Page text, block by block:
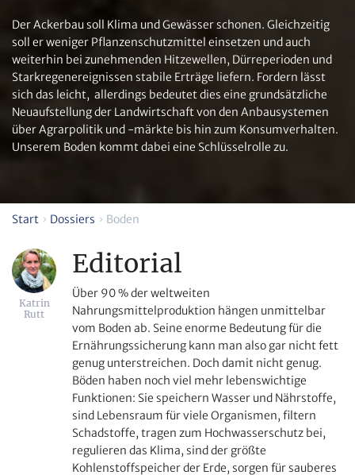
Der Ackerbau soll Klima und Gewässer schonen. Gleichzeitig
soll er weniger Pflanzenschutzmittel einsetzen und auch
weiterhin bei zunehmenden Hitzewellen, Dürreperioden und
Starkregenereignissen stabile Erträge liefern. Fordern lässt
sich das leicht, allerdings bedeutet dies eine grundsätzliche
Neuaufstellung der Landwirtschaft von den Anbausystemen
über Agrarpolitik und -märkte bis hin zum Konsumverhalten.
Unserem Boden kommt dabei eine Schlüsselrolle zu.
Start Dossiers Boden
Katrin
Rutt
Editorial
Über 90 % der weltweiten
Nahrungsmittelproduktion hängen unmittelbar
vom Boden ab. Seine enorme Bedeutung für die
Ernährungssicherung kann man also gar nicht fett
genug unterstreichen. Doch damit nicht genug.
Böden haben noch viel mehr lebenswichtige
Funktionen: Sie speichern Wasser und Nährstoffe,
sind Lebensraum für viele Organismen, filtern
Schadstoffe, tragen zum Hochwasserschutz bei,
regulieren das Klima, sind der größte
Kohlenstoffspeicher der Erde, sorgen für sauberes